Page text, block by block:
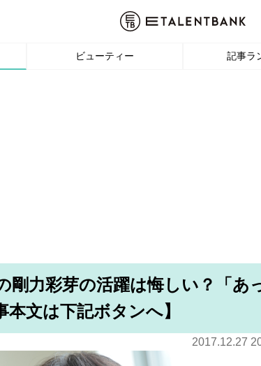
ビューティー 記事ラ
剛力彩芽の活躍は悔しい？「あ
文は下記ボタンへ】
2017.12.27